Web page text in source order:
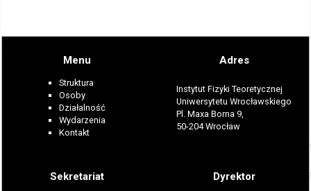
Menu
Struktura
Osoby
Działalność
Wydarzenia
Kontakt
Adres
Instytut Fizyki Teoretycznej
Uniwersytetu Wrocławskiego
Pl. Maxa Borna 9,
50-204 Wrocław
Sekretariat Dyrektor